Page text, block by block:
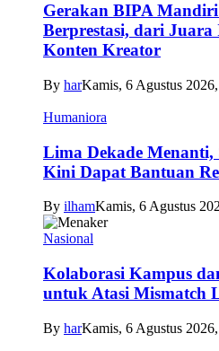
Gerakan BIPA
Berprestasi, dari
Konten Kreator
By harKamis, 6 Agustus
Humaniora
Lima Dekade Menanti,
Kini Dapat Bantuan
By ilhamKamis, 6 Agustus
Nasional
Kolaborasi Kampus
untuk Atasi Mismatch
By harKamis, 6 Agustus